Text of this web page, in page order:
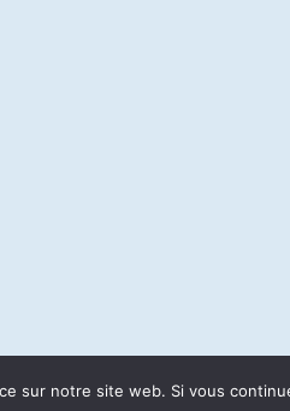
sur notre site web. Si vous